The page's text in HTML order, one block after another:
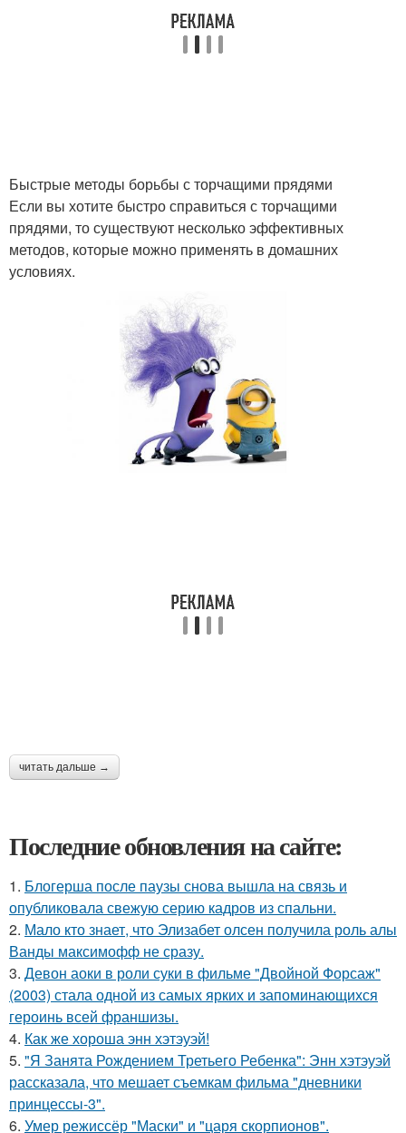
Быстрые методы борьбы с торчащими прядями
Если вы хотите быстро справиться с торчащими
прядями, то существуют несколько эффективных
методов, которые можно применять в домашних
условиях.
читать дальше →
Последние обновления на сайте:
1. Блогерша после паузы снова вышла на связь и
опубликовала свежую серию кадров из спальни.
2. Мало кто знает, что Элизабет олсен получила роль алы
Ванды максимофф не сразу.
3. Девон аоки в роли суки в фильме "Двойной Форсаж"
(2003) стала одной из самых ярких и запоминающихся
героинь всей франшизы.
4. Как же хороша энн хэтэуэй!
5. "Я Занята Рождением Третьего Ребенка": Энн хэтэуэй
рассказала, что мешает съемкам фильма "дневники
принцессы-3".
6. Умер режиссёр "Маски" и "царя скорпионов".